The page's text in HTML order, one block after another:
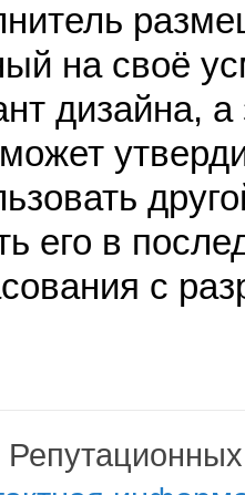
на своё
дизайна, а
его в
с